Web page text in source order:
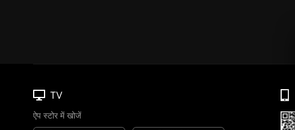
TV
ऐप स्टोर में खोजें